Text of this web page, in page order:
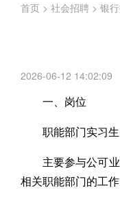
首页 > 社会招聘 > 银
2026-06-12 14:02:09
一、岗位
职能部门实习生
主要参与公可
相关职能部门的工作